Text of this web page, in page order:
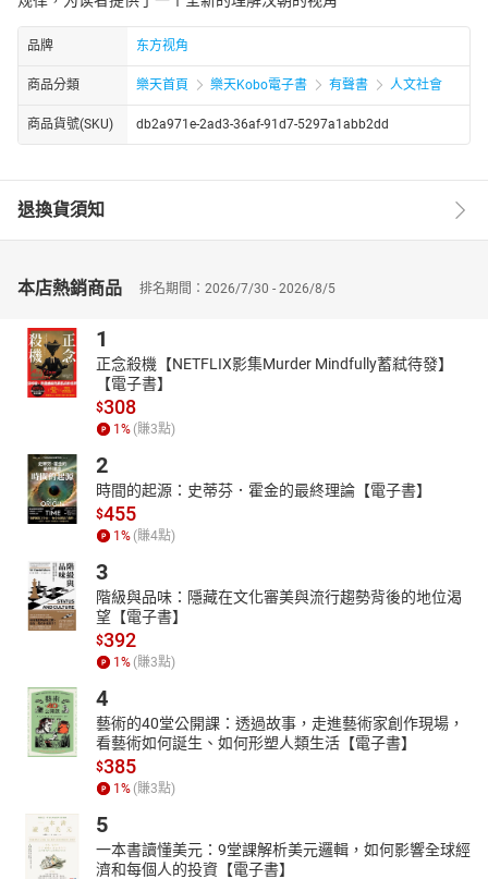
品牌 东方视角
商品分類 樂天首頁 樂天Kobo電子書 有聲書 人文社會
商品貨號(SKU) db2a971e-2ad3-36af-91d7-5297a1abb2dd
退換貨須知
本店熱銷商品 排名期間：2026/7/30 - 2026/8/5
1
正念殺機【NETFLIX影集Murder Mindfully蓄弒待發】
【電子書】
$308
1% (賺3點)
2
時間的起源：史蒂芬．霍金的最終理論【電子書】
$455
1% (賺4點)
3
階級與品味：隱藏在文化審美與流行趨勢背後的地位渴
望【電子書】
$392
1% (賺3點)
4
藝術的40堂公開課：透過故事，走進藝術家創作現場，
看藝術如何誕生、如何形塑人類生活【電子書】
$385
1% (賺3點)
5
一本書讀懂美元：9堂課解析美元邏輯，如何影響全球經
濟和每個人的投資【電子書】